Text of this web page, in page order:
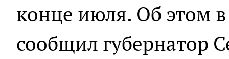
конце июля. Об этом
сообщил губернатор